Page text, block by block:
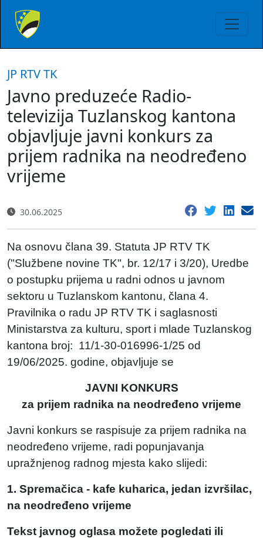
JP RTV TK
Javno preduzeće Radio-
televizija Tuzlanskog kantona
objavljuje javni konkurs za
prijem radnika na neodređeno
vrijeme
30.06.2025
Na osnovu člana 39. Statuta JP RTV TK
("Službene novine TK", br. 12/17 i 3/20), Uredbe
o postupku prijema u radni odnos u javnom
sektoru u Tuzlanskom kantonu, člana 4.
Pravilnika o radu JP RTV TK i saglasnosti
Ministarstva za kulturu, sport i mlade Tuzlanskog
kantona broj: 11/1-30-016996-1/25 od
19/06/2025. godine, objavljuje se
JAVNI KONKURS
za prijem radnika na neodređeno vrijeme
Javni konkurs se raspisuje za prijem radnika na
neodređeno vrijeme, radi popunjavanja
upražnjenog radnog mjesta kako slijedi:
1. Spremačica - kafe kuharica, jedan izvršilac,
na neodređeno vrijeme
Tekst javnog oglasa možete pogledati ili